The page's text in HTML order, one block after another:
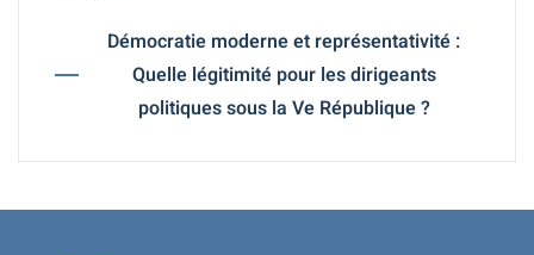
Démocratie moderne et représentativité :
Quelle légitimité pour les dirigeants
politiques sous la Ve République ?